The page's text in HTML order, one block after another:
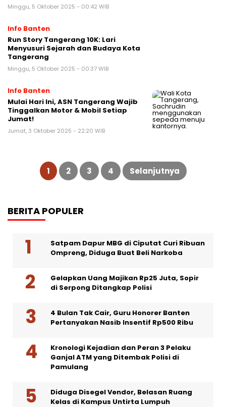
Minggu, 5 Oktober 2025 - 00:42 WIB
Info Banten
Run Story Tangerang 10K: Lari
Menyusuri Sejarah dan Budaya Kota
Tangerang
Minggu, 5 Oktober 2025 - 00:37 WIB
Info Banten
Mulai Hari Ini, ASN Tangerang Wajib
Tinggalkan Motor & Mobil Setiap
Jumat!
Jumat, 3 Oktober 2025 - 22:20 WIB
Paginasi
1 2 3 4 Selanjutnya
BERITA POPULER
Satpam Dapur MBG di Ciputat Curi Ribuan
Ompreng, Diduga Buat Beli Narkoba
Gelapkan Uang Majikan Rp25 Juta, Sopir
di Serpong Ditangkap Polisi
4 Bulan Tak Cair, Guru Honorer Banten
Pertanyakan Nasib Insentif Rp500 Ribu
Kronologi Kejadian dan Peran 3 Pelaku
Ganjal ATM yang Ditembak Polisi di
Pamulang
Diduga Disegel Vendor, Belasan Ruang
Kelas di Kampus Untirta Lumpuh